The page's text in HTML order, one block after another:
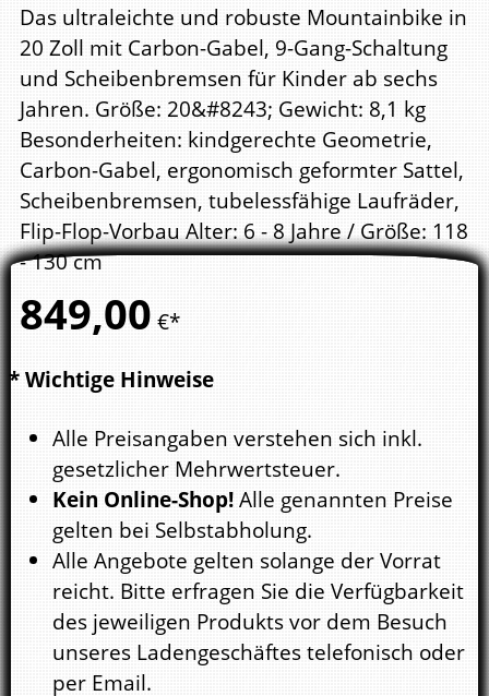
Das ultraleichte und robuste Mountainbike in
20 Zoll mit Carbon-Gabel, 9-Gang-Schaltung
und Scheibenbremsen für Kinder ab sechs
Jahren. Größe: 20&#8243; Gewicht: 8,1 kg
Besonderheiten: kindgerechte Geometrie,
Carbon-Gabel, ergonomisch geformter Sattel,
Scheibenbremsen, tubelessfähige Laufräder,
Flip-Flop-Vorbau Alter: 6 - 8 Jahre / Größe: 118
- 130 cm
849,00 €*
* Wichtige Hinweise
Alle Preisangaben verstehen sich inkl.
gesetzlicher Mehrwertsteuer.
Kein Online-Shop!Alle genannten Preise
gelten bei Selbstabholung.
Alle Angebote gelten solange der Vorrat
reicht. Bitte erfragen Sie die Verfügbarkeit
des jeweiligen Produkts vor dem Besuch
unseres Ladengeschäftes telefonisch oder
per Email.